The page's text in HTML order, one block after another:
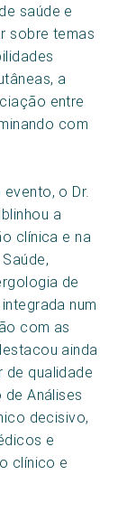
saúde e
sobre temas
a
entre
com
o Dr.
a
clínica e na
de
num
com as
ainda
qualidade
Análises
decisivo,
e
clínico e